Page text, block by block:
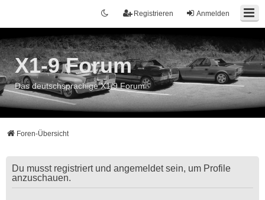
Anmelden
Registrieren
X1-9 Forum
Das deutschsprachige X1/9 Forum
Foren-Übersicht
Du musst registriert und angemeldet sein, um Profile
anzuschauen.